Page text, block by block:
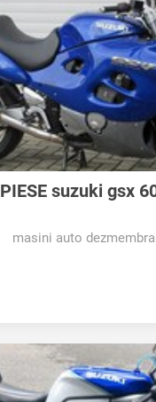
PIESE suzuki gsx
masini auto